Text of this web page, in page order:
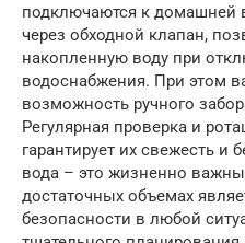
подключаются к домашней
через обходной клапан,
накопленную воду при
водоснабжения. При этом
возможность ручного
Регулярная проверка и
гарантирует их свежесть и
вода – это жизненно
достаточных объемах
безопасности в любой